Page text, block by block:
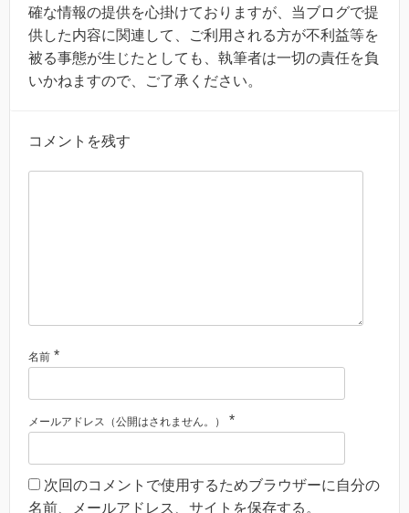
確な情報の提供を心掛けておりますが、当ブログで提
供した内容に関連して、ご利用される方が不利益等を
被る事態が生じたとしても、執筆者は一切の責任を負
いかねますので、ご了承ください。
コメントを残す
名前 *
メールアドレス（公開はされません。） *
次回のコメントで使用するためブラウザーに自分の
名前、メールアドレス、サイトを保存する。